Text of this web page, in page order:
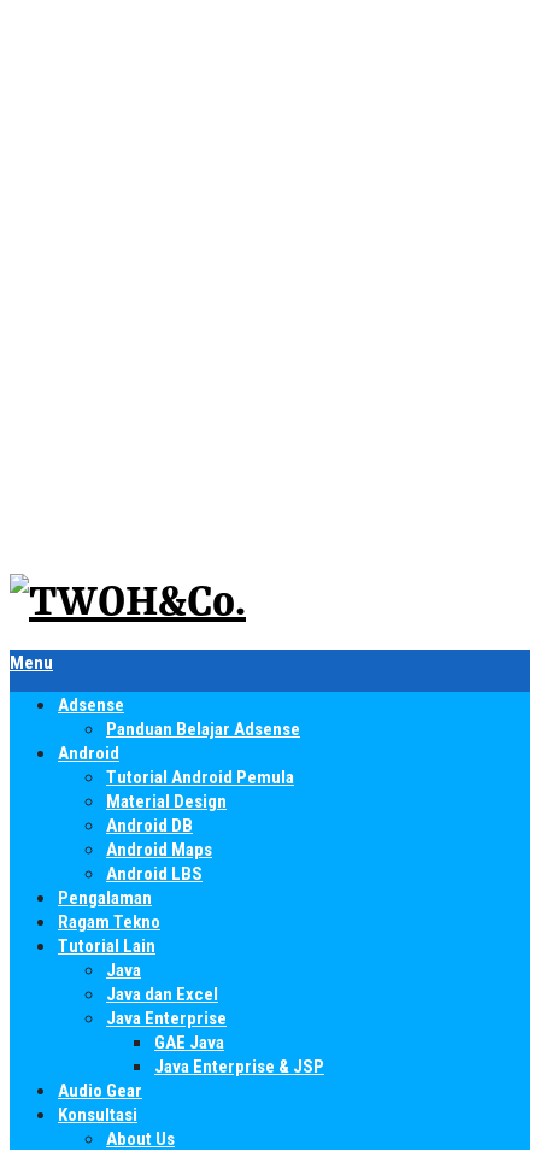
Menu
Adsense
Panduan Belajar Adsense
Android
Tutorial Android Pemula
Material Design
Android DB
Android Maps
Android LBS
Pengalaman
Ragam Tekno
Tutorial Lain
Java
Java dan Excel
Java Enterprise
GAE Java
Java Enterprise & JSP
Audio Gear
Konsultasi
About Us